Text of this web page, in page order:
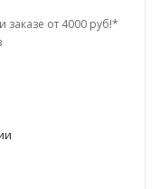
заказе от 4000 руб!*